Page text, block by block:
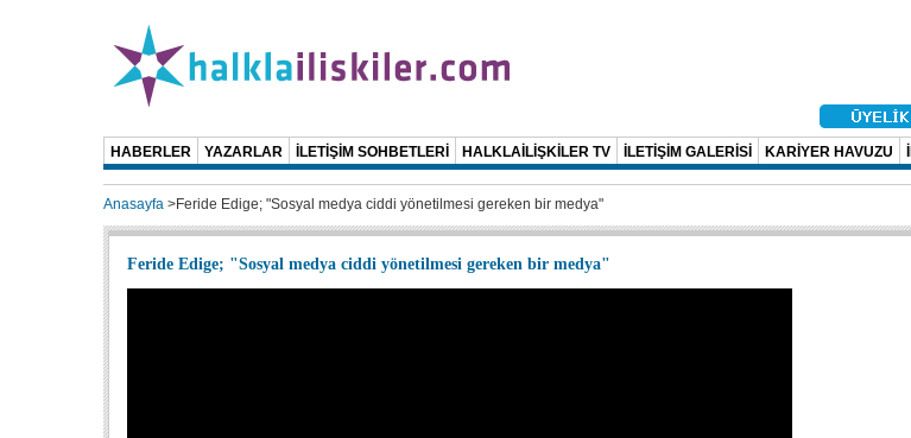
HABERLER YAZARLAR İLETİŞİM SOHBETLERİ HALKLAİLİŞKİLER TV İLETİŞİM GALERİSİ KARİYER HAVUZU
Anasayfa >Feride Edige; "Sosyal medya ciddi yönetilmesi gereken bir medya"
Feride Edige; "Sosyal medya ciddi yönetilmesi gereken bir medya"